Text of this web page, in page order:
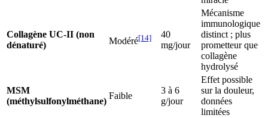
Collagène UC-II (non
dénaturé)
Modéré[14]
40
mg/jour
Mécanisme
immunologique
distinct ; plus
prometteur que
collagène
hydrolysé
MSM
(méthylsulfonylméthane)
Faible
3 à 6
g/jour
Effet possible
sur la douleur,
données
limitées